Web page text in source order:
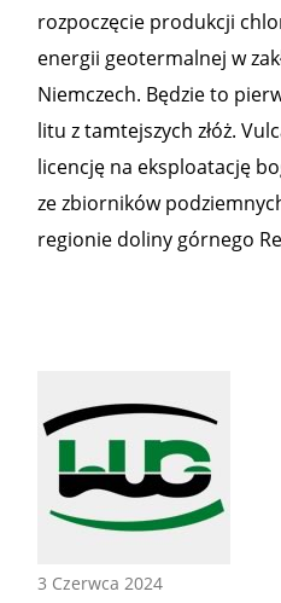
rozpoczęcie produkcji
energii geotermalnej w
Niemczech. Będzie to
litu z tamtejszych złóż.
licencję na eksploatację
ze zbiorników
regionie doliny górnego
3 Czerwca 2024Ze